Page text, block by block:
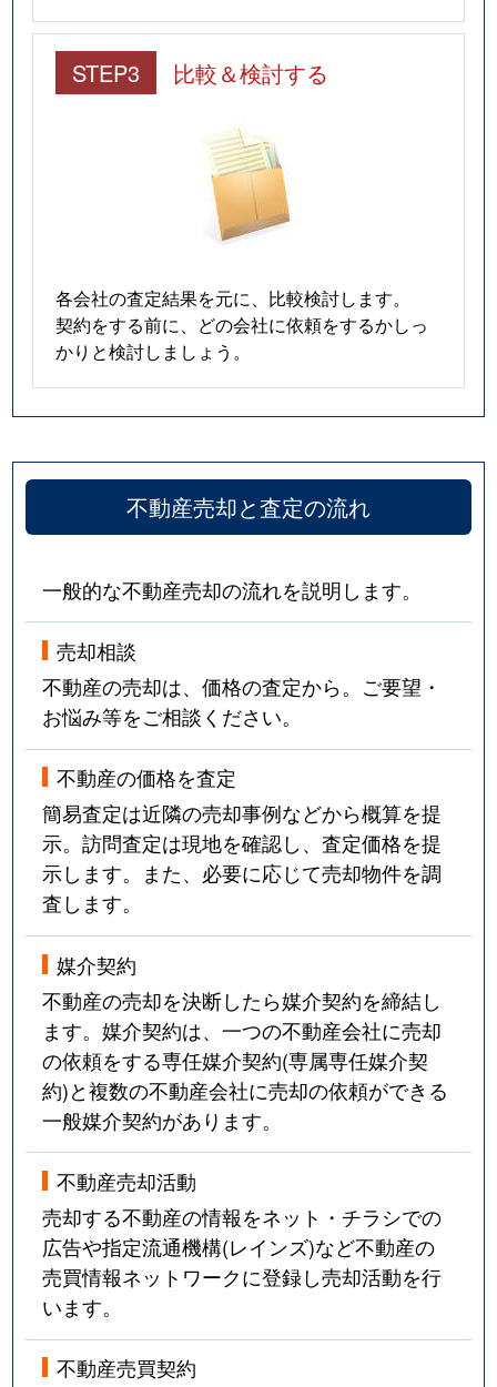
STEP3 比較＆検討する
各会社の査定結果を元に、比較検討します。
契約をする前に、どの会社に依頼をするかしっ
かりと検討しましょう。
不動産売却と査定の流れ
一般的な不動産売却の流れを説明します。
売却相談
不動産の売却は、価格の査定から。ご要望・
お悩み等をご相談ください。
不動産の価格を査定
簡易査定は近隣の売却事例などから概算を提
示。訪問査定は現地を確認し、査定価格を提
示します。また、必要に応じて売却物件を調
査します。
媒介契約
不動産の売却を決断したら媒介契約を締結し
ます。媒介契約は、一つの不動産会社に売却
の依頼をする専任媒介契約(専属専任媒介契
約)と複数の不動産会社に売却の依頼ができる
一般媒介契約があります。
不動産売却活動
売却する不動産の情報をネット・チラシでの
広告や指定流通機構(レインズ)など不動産の
売買情報ネットワークに登録し売却活動を行
います。
不動産売買契約